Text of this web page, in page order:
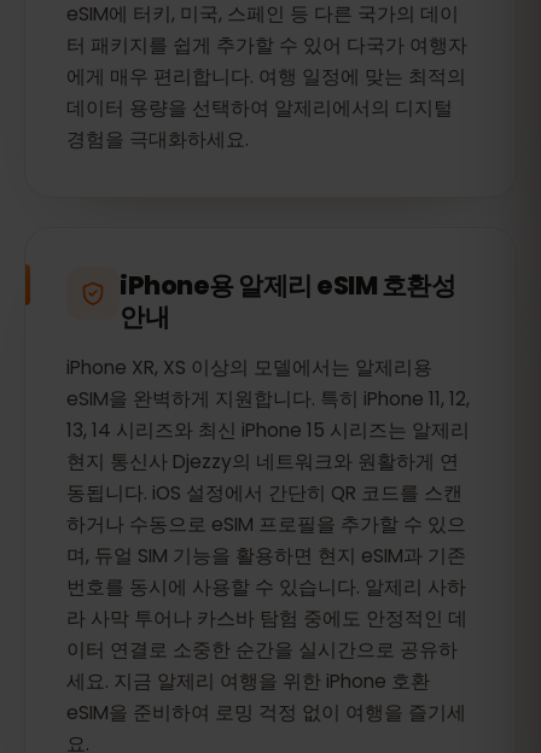
eSIM에 터키, 미국, 스페인 등 다른 국가의 데이
터 패키지를 쉽게 추가할 수 있어 다국가 여행자
에게 매우 편리합니다. 여행 일정에 맞는 최적의
데이터 용량을 선택하여 알제리에서의 디지털
경험을 극대화하세요.
iPhone용 알제리 eSIM 호환성
안내
iPhone XR, XS 이상의 모델에서는 알제리용
eSIM을 완벽하게 지원합니다. 특히 iPhone 11, 12,
13, 14 시리즈와 최신 iPhone 15 시리즈는 알제리
현지 통신사 Djezzy의 네트워크와 원활하게 연
동됩니다. iOS 설정에서 간단히 QR 코드를 스캔
하거나 수동으로 eSIM 프로필을 추가할 수 있으
며, 듀얼 SIM 기능을 활용하면 현지 eSIM과 기존
번호를 동시에 사용할 수 있습니다. 알제리 사하
라 사막 투어나 카스바 탐험 중에도 안정적인 데
이터 연결로 소중한 순간을 실시간으로 공유하
세요. 지금 알제리 여행을 위한 iPhone 호환
eSIM을 준비하여 로밍 걱정 없이 여행을 즐기세
요.